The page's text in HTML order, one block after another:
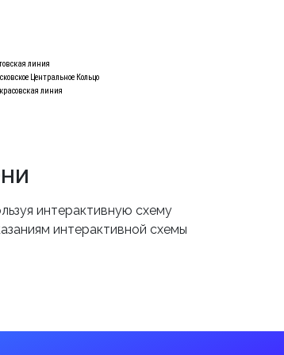
линия
Центральное Кольцо
линия
интерактивную схему
интерактивной схемы